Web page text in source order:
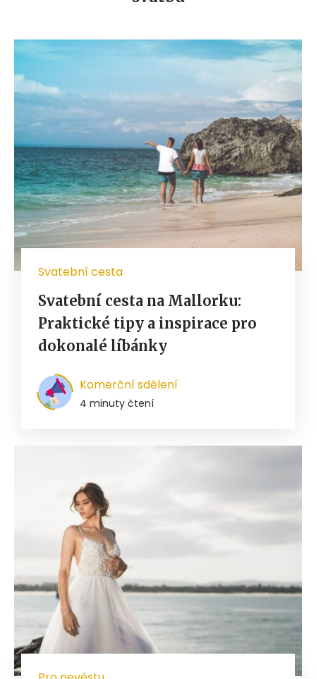
Svatební cesta
Svatební cesta na Mallorku:
Praktické tipy a inspirace pro
dokonalé líbánky
Komerční sdělení
4 minuty čtení